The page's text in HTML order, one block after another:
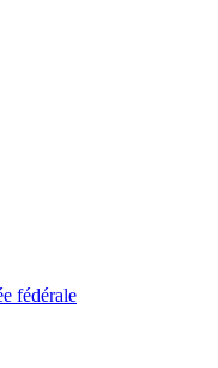
fédérale